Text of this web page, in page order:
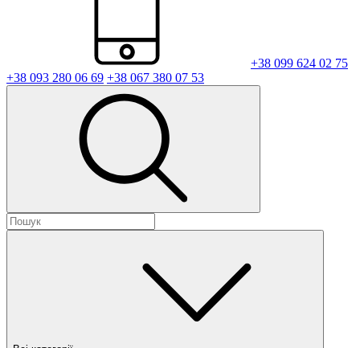
+38 099 624 02 75
+38 093 280 06 69 +38 067 380 07 53